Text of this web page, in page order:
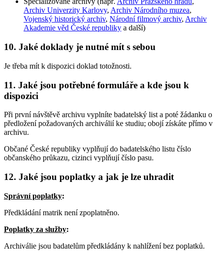
Archiv Univerzity Karlovy, Archiv Národního muzea,
Vojenský historický archiv, Národní filmový archiv, Archiv
Akademie věd České republiky a další)
10. Jaké doklady je nutné mít s sebou
Je třeba mít k dispozici doklad totožnosti.
11. Jaké jsou potřebné formuláře a kde jsou k
dispozici
Při první návštěvě archivu vyplníte badatelský list a poté žádanku o
předložení požadovaných archiválií ke studiu; obojí získáte přímo v
archivu.
Občané České republiky vyplňují do badatelského listu číslo
občanského průkazu, cizinci vyplňují číslo pasu.
12. Jaké jsou poplatky a jak je lze uhradit
Správní poplatky:
Předkládání matrik není zpoplatněno.
Poplatky za služby:
Archiválie jsou badatelům předkládány k nahlížení bez poplatků.